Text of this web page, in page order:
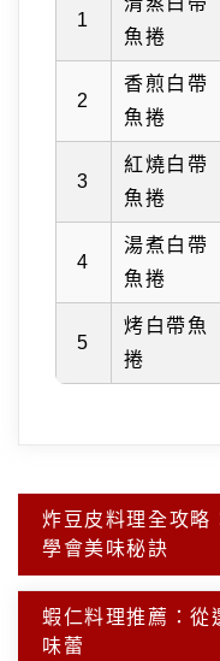
1
魚捲
2
香煎白帶
魚捲
3
紅燒白帶
魚捲
4
湯煮白帶
魚捲
5
烤白帶魚
捲
文
章
導
覽
炸豆皮料理全攻略
學會美味秘訣
蝦仁料理推薦：從
味蕾